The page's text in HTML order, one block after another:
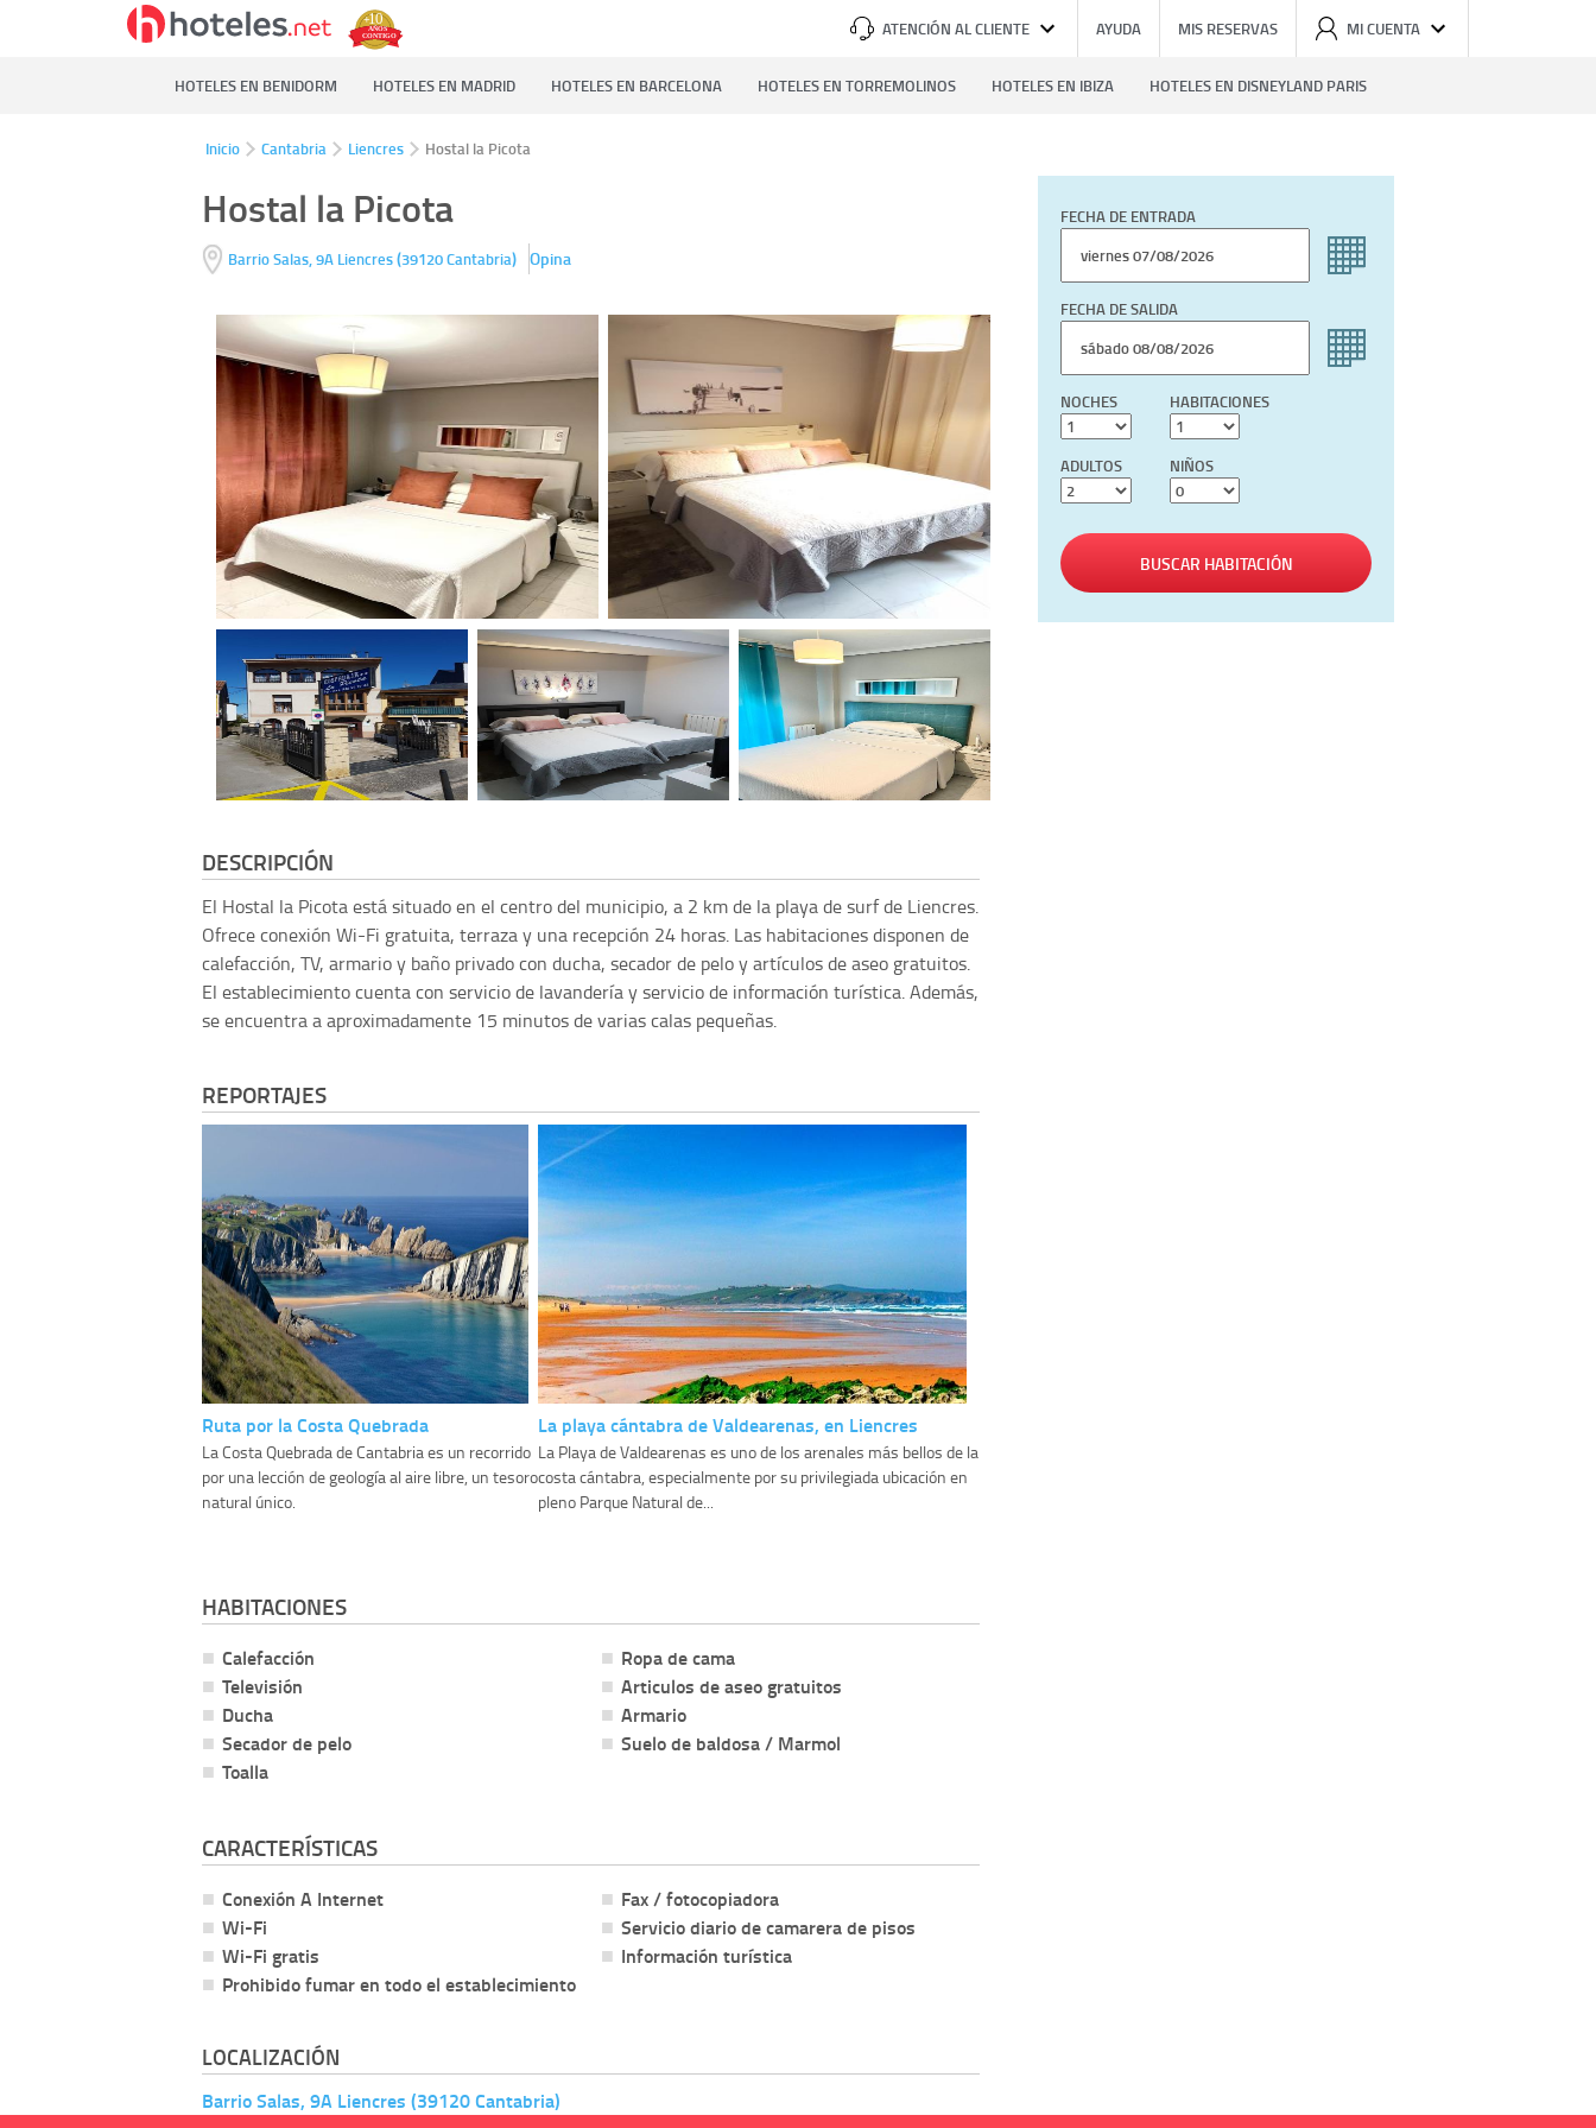
ATENCIÓN AL CLIENTE AYUDA MIS RESERVAS MI CUENTA
HOTELES EN BENIDORM HOTELES EN MADRID HOTELES EN BARCELONA HOTELES EN TORREMOLINOS HOTELES EN IBIZA HOTELES EN DISNEYLAND PARIS
Inicio Cantabria Liencres Hostal la Picota
Hostal la Picota
Barrio Salas, 9A Liencres(39120Cantabria) Opina
DESCRIPCIÓN
El Hostal la Picota está situado en el centro del municipio, a 2 km de la playa de surf de Liencres.
Ofrece conexión Wi-Fi gratuita, terraza y una recepción 24 horas. Las habitaciones disponen de
calefacción, TV, armario y baño privado con ducha, secador de pelo y artículos de aseo gratuitos.
El establecimiento cuenta con servicio de lavandería y servicio de información turística. Además,
se encuentra a aproximadamente 15 minutos de varias calas pequeñas.
REPORTAJES
Ruta por la Costa Quebrada
La Costa Quebrada de Cantabria es un recorrido
por una lección de geología al aire libre, un tesoro
natural único.
La playa cántabra de Valdearenas, en Liencres
La Playa de Valdearenas es uno de los arenales más bellos de la
costa cántabra, especialmente por su privilegiada ubicación en
pleno Parque Natural de...
HABITACIONES
Calefacción
Televisión
Ducha
Secador de pelo
Toalla
Ropa de cama
Articulos de aseo gratuitos
Armario
Suelo de baldosa / Marmol
CARACTERÍSTICAS
Conexión A Internet
Wi-Fi
Wi-Fi gratis
Prohibido fumar en todo el establecimiento
Fax / fotocopiadora
Servicio diario de camarera de pisos
Información turística
LOCALIZACIÓN
Barrio Salas, 9A Liencres (39120 Cantabria)
FECHA DE ENTRADA
FECHA DE SALIDA
NOCHES HABITACIONES
ADULTOS NIÑOS
BUSCAR HABITACIÓN